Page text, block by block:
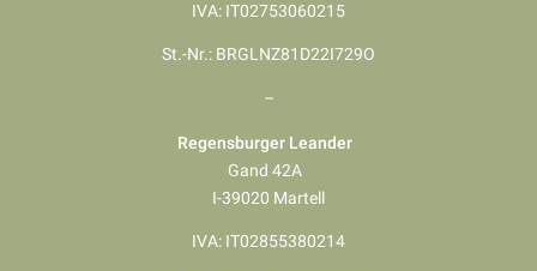
IVA: IT02753060215
St.-Nr.: BRGLNZ81D22I729O
–
Regensburger Leander
Gand 42A
I-39020 Martell
IVA: IT02855380214